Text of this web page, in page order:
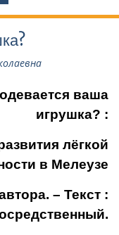
ваша
игрушка? :
лёгкой
в Мелеузе
– Текст :